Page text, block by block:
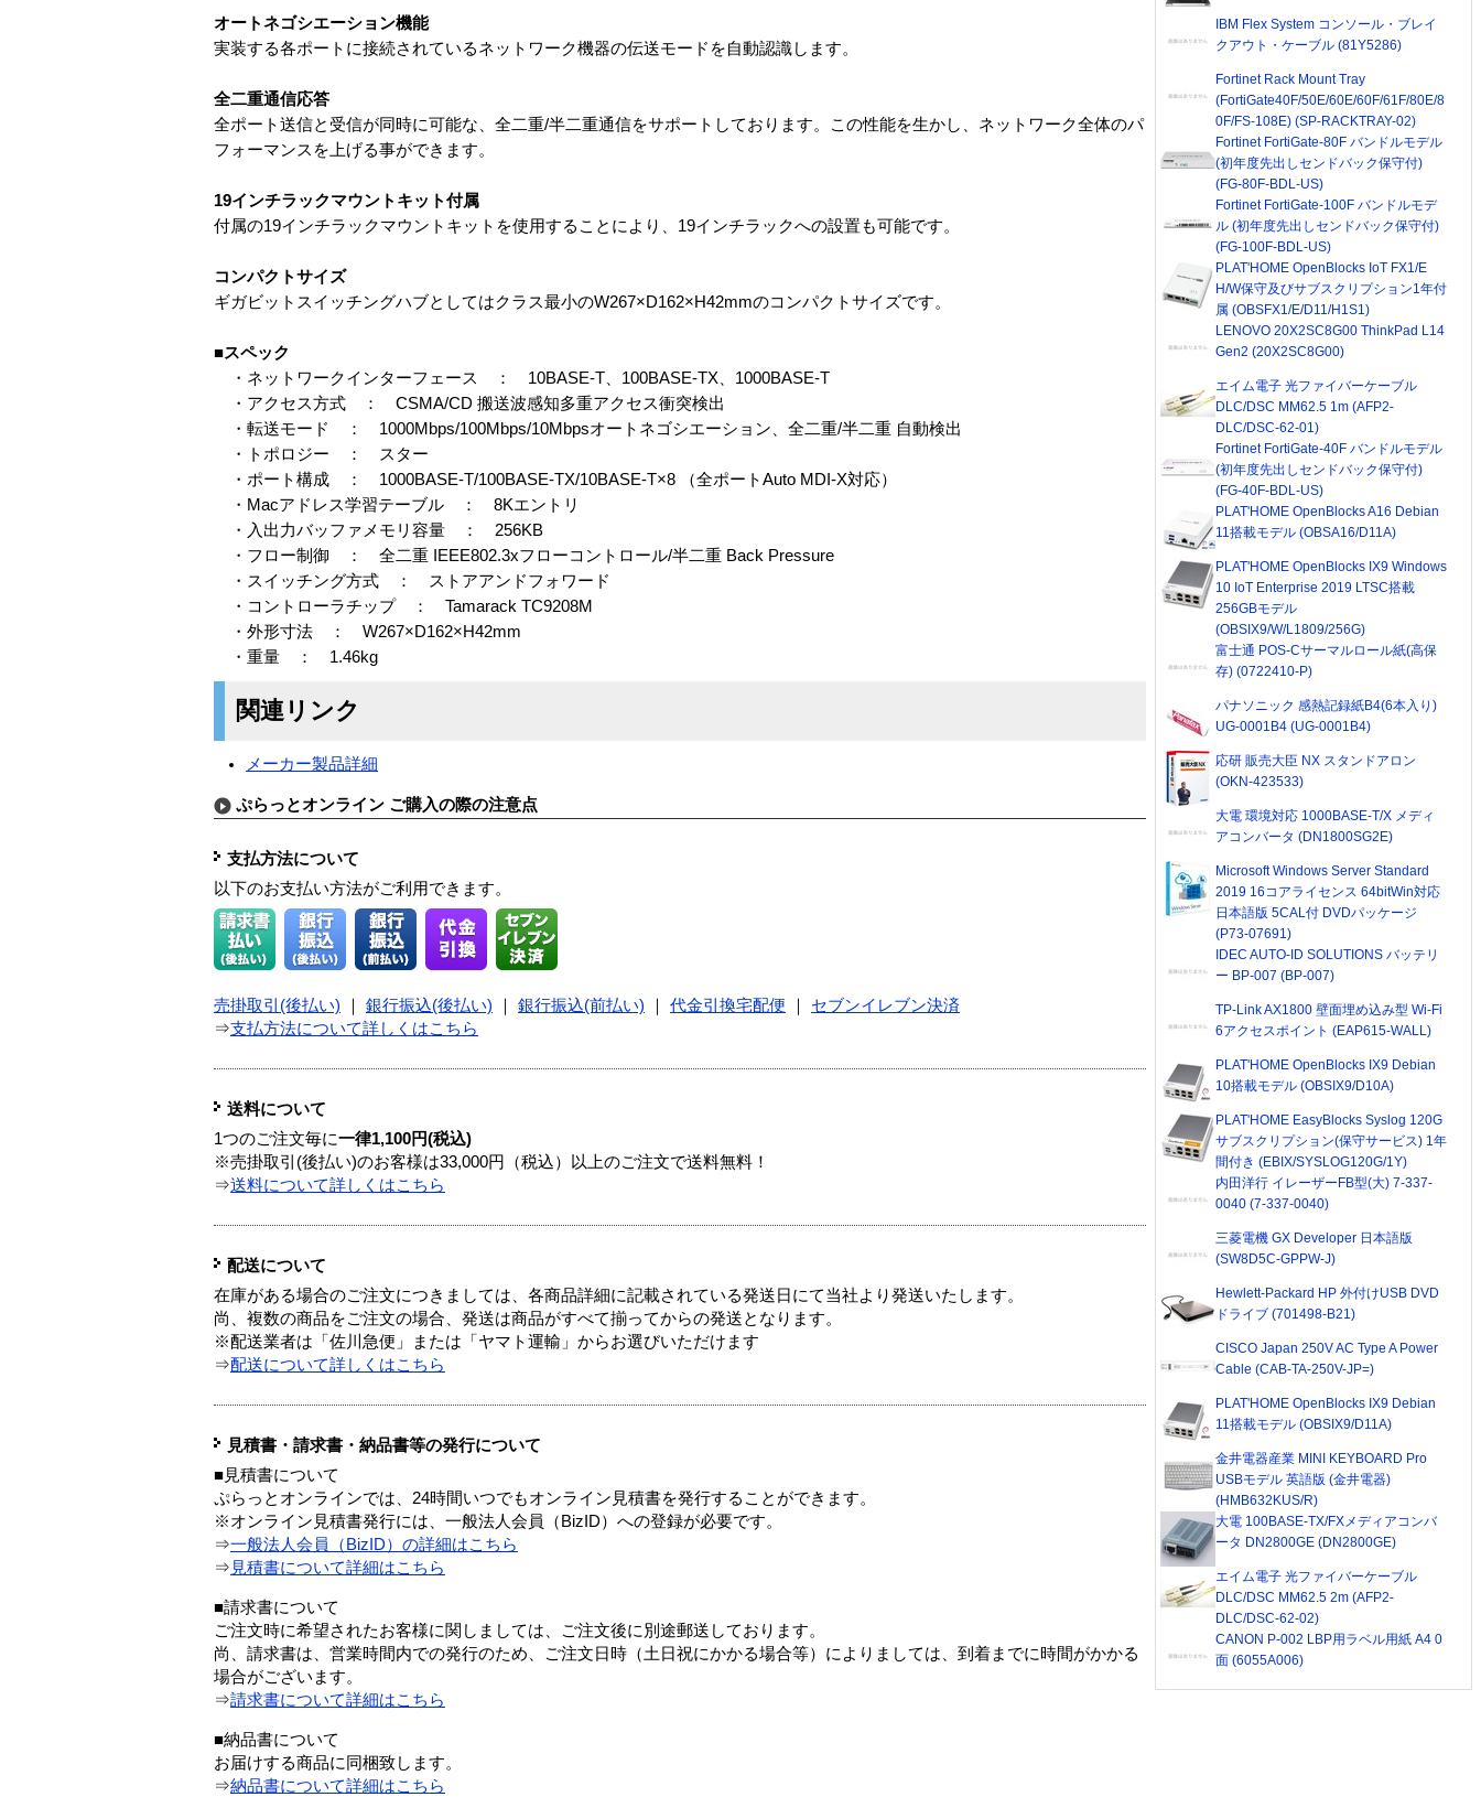
オートネゴシエーション機能
実装する各ポートに接続されているネットワーク機器の伝送モードを自動認識します。
全二重通信応答
全ポート送信と受信が同時に可能な、全二重/半二重通信をサポートしております。この性能を生かし、ネットワーク全体のパ
フォーマンスを上げる事ができます。
19インチラックマウントキット付属
付属の19インチラックマウントキットを使用することにより、19インチラックへの設置も可能です。
コンパクトサイズ
ギガビットスイッチングハブとしてはクラス最小のW267×D162×H42mmのコンパクトサイズです。
■スペック
・ネットワークインターフェース ： 10BASE-T、100BASE-TX、1000BASE-T
・アクセス方式 ： CSMA/CD 搬送波感知多重アクセス衝突検出
・転送モード ： 1000Mbps/100Mbps/10Mbpsオートネゴシエーション、全二重/半二重 自動検出
・トポロジー ： スター
・ポート構成 ： 1000BASE-T/100BASE-TX/10BASE-T×8 （全ポートAuto MDI-X対応）
・Macアドレス学習テーブル ： 8Kエントリ
・入出力バッファメモリ容量 ： 256KB
・フロー制御 ： 全二重 IEEE802.3xフローコントロール/半二重 Back Pressure
・スイッチング方式 ： ストアアンドフォワード
・コントローラチップ ： Tamarack TC9208M
・外形寸法 ： W267×D162×H42mm
・重量 ： 1.46kg
関連リンク
メーカー製品詳細
ぷらっとオンライン ご購入の際の注意点
支払方法について
以下のお支払い方法がご利用できます。
売掛取引(後払い) 銀行振込(後払い) 銀行振込(前払い) 代金引換宅配便
セブンイレブン決済
⇒支払方法について詳しくはこちら
送料について
1つのご注文毎に一律1,100円(税込)
※売掛取引(後払い)のお客様は33,000円（税込）以上のご注文で送料無料！
⇒送料について詳しくはこちら
配送について
在庫がある場合のご注文につきましては、各商品詳細に記載されている発送日にて当社より発送いたします。
尚、複数の商品をご注文の場合、発送は商品がすべて揃ってからの発送となります。
※配送業者は「佐川急便」または「ヤマト運輸」からお選びいただけます
⇒配送について詳しくはこちら
見積書・請求書・納品書等の発行について
■見積書について
ぷらっとオンラインでは、24時間いつでもオンライン見積書を発行することができます。
※オンライン見積書発行には、一般法人会員（BizID）への登録が必要です。
⇒一般法人会員（BizID）の詳細はこちら
⇒ 見積書について詳細はこちら
■請求書について
ご注文時に希望されたお客様に関しましては、ご注文後に別途郵送しております。
尚、請求書は、営業時間内での発行のため、ご注文日時（土日祝にかかる場合等）によりましては、到着までに時間がかかる
場合がございます。
⇒請求書について詳細はこちら
■納品書について
お届けする商品に同梱致します。
⇒納品書について詳細はこちら
IBM Flex System コンソール・ブレイ
クアウト・ケーブル (81Y5286)
Fortinet Rack Mount Tray
(FortiGate40F/50E/60E/60F/61F/80E/8
0F/FS-108E) (SP-RACKTRAY-02)
Fortinet FortiGate-80F バンドルモデル
(初年度先出しセンドバック保守付)
(FG-80F-BDL-US)
Fortinet FortiGate-100F バンドルモデ
ル (初年度先出しセンドバック保守付)
(FG-100F-BDL-US)
PLAT'HOME OpenBlocks IoT FX1/E
H/W保守及びサブスクリプション1年付
属 (OBSFX1/E/D11/H1S1)
LENOVO 20X2SC8G00 ThinkPad L14
Gen2 (20X2SC8G00)
エイム電子 光ファイバーケーブル
DLC/DSC MM62.5 1m (AFP2-
DLC/DSC-62-01)
Fortinet FortiGate-40F バンドルモデル
(初年度先出しセンドバック保守付)
(FG-40F-BDL-US)
PLAT'HOME OpenBlocks A16 Debian
11搭載モデル (OBSA16/D11A)
PLAT'HOME OpenBlocks IX9 Windows
10 IoT Enterprise 2019 LTSC搭載
256GBモデル
(OBSIX9/W/L1809/256G)
富士通 POS-Cサーマルロール紙(高保
存) (0722410-P)
パナソニック 感熱記録紙B4(6本入り)
UG-0001B4 (UG-0001B4)
応研 販売大臣 NX スタンドアロン
(OKN-423533)
大電 環境対応 1000BASE-T/X メディ
アコンバータ (DN1800SG2E)
Microsoft Windows Server Standard
2019 16コアライセンス 64bitWin対応
日本語版 5CAL付 DVDパッケージ
(P73-07691)
IDEC AUTO-ID SOLUTIONS バッテリ
ー BP-007 (BP-007)
TP-Link AX1800 壁面埋め込み型 Wi-Fi
6アクセスポイント (EAP615-WALL)
PLAT'HOME OpenBlocks IX9 Debian
10搭載モデル (OBSIX9/D10A)
PLAT'HOME EasyBlocks Syslog 120G
サブスクリプション(保守サービス) 1年
間付き (EBIX/SYSLOG120G/1Y)
内田洋行 イレーザーFB型(大) 7-337-
0040 (7-337-0040)
三菱電機 GX Developer 日本語版
(SW8D5C-GPPW-J)
Hewlett-Packard HP 外付けUSB DVD
ドライブ (701498-B21)
CISCO Japan 250V AC Type A Power
Cable (CAB-TA-250V-JP=)
PLAT'HOME OpenBlocks IX9 Debian
11搭載モデル (OBSIX9/D11A)
金井電器産業 MINI KEYBOARD Pro
USBモデル 英語版 (金井電器)
(HMB632KUS/R)
大電 100BASE-TX/FXメディアコンバ
ータ DN2800GE (DN2800GE)
エイム電子 光ファイバーケーブル
DLC/DSC MM62.5 2m (AFP2-
DLC/DSC-62-02)
CANON P-002 LBP用ラベル用紙 A4 0
面 (6055A006)